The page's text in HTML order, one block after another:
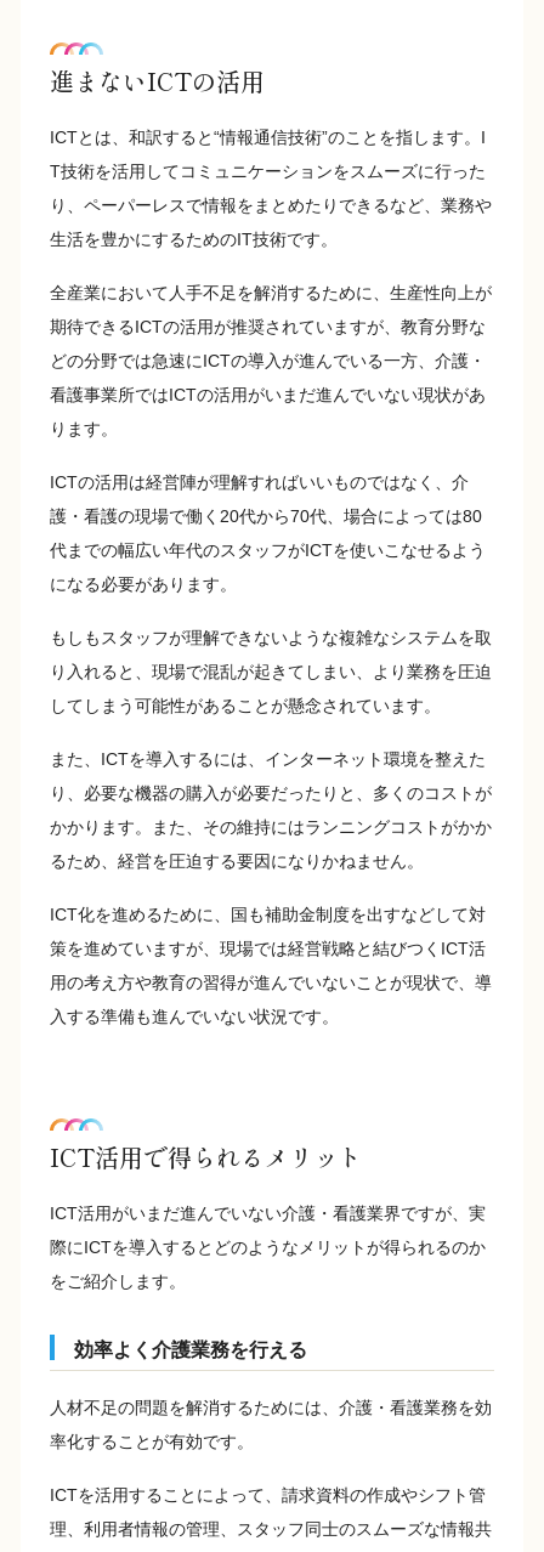
進まないICTの活用
ICTとは、和訳すると“情報通信技術”のことを指します。I
T技術を活用してコミュニケーションをスムーズに行った
り、ペーパーレスで情報をまとめたりできるなど、業務や
生活を豊かにするためのIT技術です。
全産業において人手不足を解消するために、生産性向上が
期待できるICTの活用が推奨されていますが、教育分野な
どの分野では急速にICTの導入が進んでいる一方、介護・
看護事業所ではICTの活用がいまだ進んでいない現状があ
ります。
ICTの活用は経営陣が理解すればいいものではなく、介
護・看護の現場で働く20代から70代、場合によっては80
代までの幅広い年代のスタッフがICTを使いこなせるよう
になる必要があります。
もしもスタッフが理解できないような複雑なシステムを取
り入れると、現場で混乱が起きてしまい、より業務を圧迫
してしまう可能性があることが懸念されています。
また、ICTを導入するには、インターネット環境を整えた
り、必要な機器の購入が必要だったりと、多くのコストが
かかります。また、その維持にはランニングコストがかか
るため、経営を圧迫する要因になりかねません。
ICT化を進めるために、国も補助金制度を出すなどして対
策を進めていますが、現場では経営戦略と結びつくICT活
用の考え方や教育の習得が進んでいないことが現状で、導
入する準備も進んでいない状況です。
ICT活用で得られるメリット
ICT活用がいまだ進んでいない介護・看護業界ですが、実
際にICTを導入するとどのようなメリットが得られるのか
をご紹介します。
効率よく介護業務を行える
人材不足の問題を解消するためには、介護・看護業務を効
率化することが有効です。
ICTを活用することによって、請求資料の作成やシフト管
理、利用者情報の管理、スタッフ同士のスムーズな情報共